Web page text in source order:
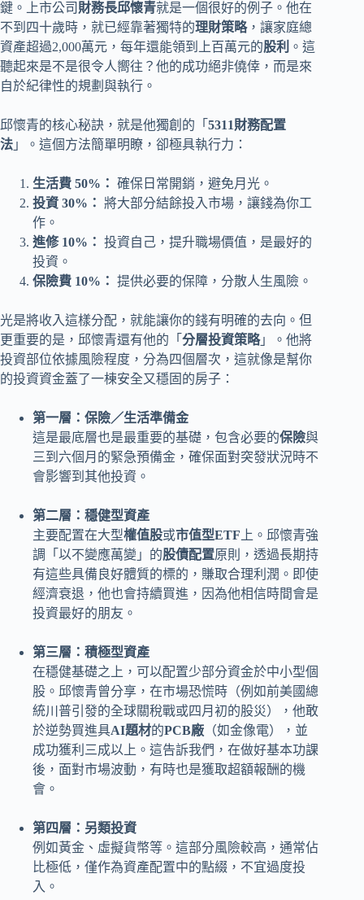
鍵。上市公司 財務長邱懷青就是一個很好的例子。他在
不到四十歲時，就已經靠著獨特的理財策略，讓家庭總
資產超過2,000萬元，每年還能領到上百萬元的股利 。這
聽起來是不是很令人嚮往？他的成功絕非僥倖，而是來
自於紀律性的規劃與執行。
邱懷青的核心秘訣，就是他獨創的「 5311財務配置
法 」。這個方法簡單明瞭，卻極具執行力：
生活費 50%： 確保日常開銷，避免月光。
投資 30%： 將大部分結餘投入市場，讓錢為你工
作。
進修 10%： 投資自己，提升職場價值，是最好的
投資。
保險費 10%： 提供必要的保障，分散人生風險。
光是將收入這樣分配，就能讓你的錢有明確的去向。但
更重要的是，邱懷青還有他的「 分層投資策略」。他將
投資部位依據風險程度，分為四個層次，這就像是幫你
的投資資金蓋了一棟安全又穩固的房子：
第一層：保險／生活準備金
這是最底層也是最重要的基礎，包含必要的保險與
三到六個月的緊急預備金，確保面對突發狀況時不
會影響到其他投資。
第二層：穩健型資產
主要配置在大型權值股或市值型ETF 上。邱懷青強
調「以不變應萬變」的股債配置原則，透過長期持
有這些具備良好體質的標的，賺取合理利潤。即使
經濟衰退，他也會持續買進，因為他相信時間會是
投資最好的朋友。
第三層：積極型資產
在穩健基礎之上，可以配置少部分資金於中小型個
股。邱懷青曾分享，在市場恐慌時（例如前美國總
統川普引發的全球關稅戰或四月初的股災），他敢
於逆勢買進具AI題材的PCB廠 （如金像電），並
成功獲利三成以上。這告訴我們，在做好基本功課
後，面對市場波動，有時也是獲取超額報酬的機
會。
第四層：另類投資
例如黃金、虛擬貨幣等。這部分風險較高，通常佔
比極低，僅作為資產配置中的點綴，不宜過度投
入。